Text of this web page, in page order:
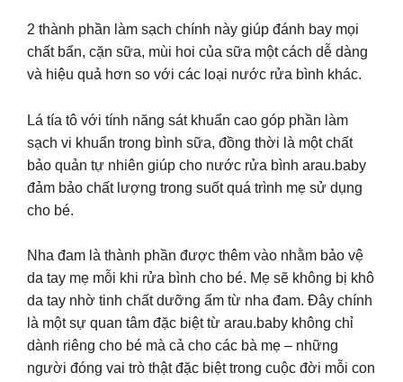
2 thành phần làm sạch chính này giúp đánh bay mọi
chất bẩn, cặn sữa, mùi hoi của sữa một cách dễ dàng
và hiệu quả hơn so với các loại nước rửa bình khác.
Lá tía tô với tính năng sát khuẩn cao góp phần làm
sạch vi khuẩn trong bình sữa, đồng thời là một chất
bảo quản tự nhiên giúp cho nước rửa bình arau.baby
đảm bảo chất lượng trong suốt quá trình mẹ sử dụng
cho bé.
Nha đam là thành phần được thêm vào nhằm bảo vệ
da tay mẹ mỗi khi rửa bình cho bé. Mẹ sẽ không bị khô
da tay nhờ tinh chất dưỡng ẩm từ nha đam. Đây chính
là một sự quan tâm đặc biệt từ arau.baby không chỉ
dành riêng cho bé mà cả cho các bà mẹ – những
người đóng vai trò thật đặc biệt trong cuộc đời mỗi con